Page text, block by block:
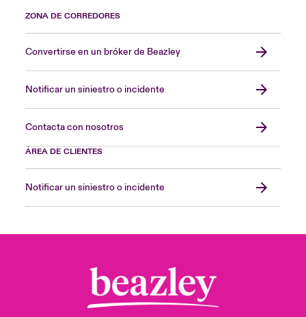
ZONA DE CORREDORES
Convertirse en un bróker de Beazley
Notificar un siniestro o incidente
Contacta con nosotros
ÁREA DE CLIENTES
Notificar un siniestro o incidente